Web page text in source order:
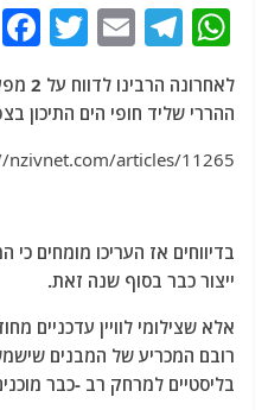
W
at
s
A
p
T
e
g
ra
E
ai
T
w
itt
er
ההררי שליד חופי הים התיכון
nzivnet.com/articles/11265
בדיווחים אז העריכו מומחים כי
ייצור כבר בסוף שנה זאת.
אלא שצילומי לוויין עדכניים
רובם המכריע של המבנים
בליסטיים למרחק רב -כבר